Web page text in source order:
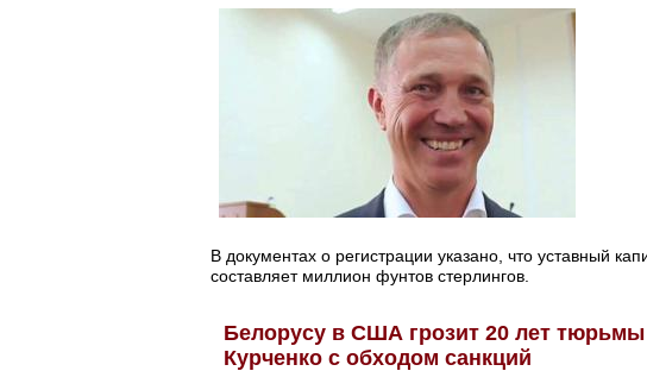
В документах о регистрации указано, что уставный
составляет миллион фунтов стерлингов.
Белорусу в США грозит 20 лет
Курченко с обходом санкций